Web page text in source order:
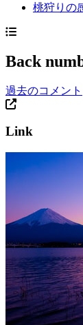
桃狩りの
Back
過去のコメント
Link